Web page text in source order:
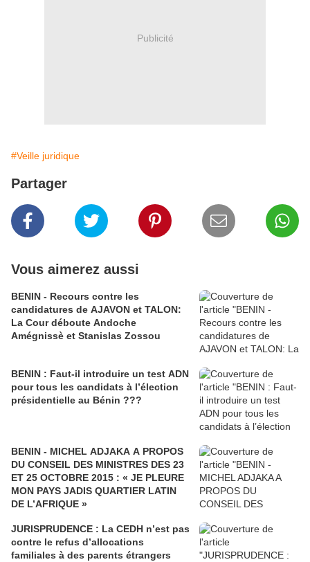
Publicité
#Veille juridique
Partager
Vous aimerez aussi
BENIN - Recours contre les
candidatures de AJAVON et TALON:
La Cour déboute Andoche
Amégnissè et Stanislas Zossou
BENIN : Faut-il introduire un test ADN
pour tous les candidats à l’élection
présidentielle au Bénin ???
BENIN - MICHEL ADJAKA A PROPOS
DU CONSEIL DES MINISTRES DES 23
ET 25 OCTOBRE 2015 : « JE PLEURE
MON PAYS JADIS QUARTIER LATIN
DE L’AFRIQUE »
JURISPRUDENCE : La CEDH n’est pas
contre le refus d’allocations
familiales à des parents étrangers